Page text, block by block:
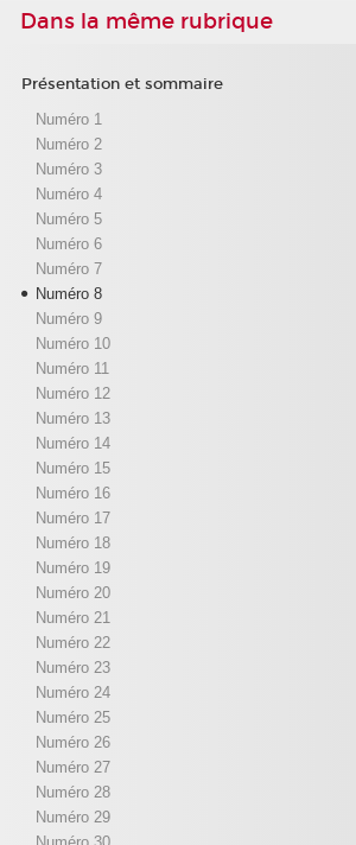
Dans la même rubrique
Présentation et sommaire
Numéro 1
Numéro 2
Numéro 3
Numéro 4
Numéro 5
Numéro 6
Numéro 7
Numéro 8
Numéro 9
Numéro 10
Numéro 11
Numéro 12
Numéro 13
Numéro 14
Numéro 15
Numéro 16
Numéro 17
Numéro 18
Numéro 19
Numéro 20
Numéro 21
Numéro 22
Numéro 23
Numéro 24
Numéro 25
Numéro 26
Numéro 27
Numéro 28
Numéro 29